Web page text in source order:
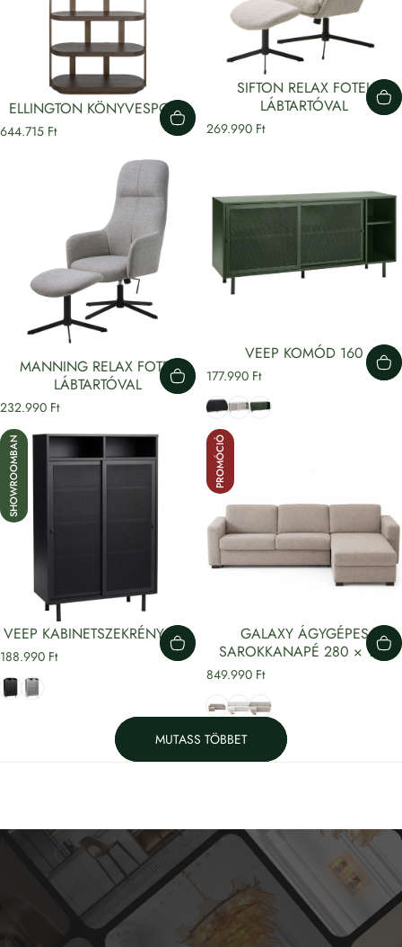
ELLINGTON KÖNYVESPOLC
644.715 Ft
SIFTON RELAX FOTEL
LÁBTARTÓVAL
269.990 Ft
MANNING RELAX FOTEL
LÁBTARTÓVAL
232.990 Ft
VEEP KOMÓD 160
177.990 Ft
FeketeSzürke
Zöld
SHOWROOMBAN
VEEP KABINETSZEKRÉNY 140
188.990 Ft
FeketeSzürke
PROMÓCIÓ
GALAXY ÁGYGÉPES
SAROKKANAPÉ 280 × 195
849.990 Ft
Bézs (Rhapsody 5)
Ezüstszürke (Rhapsody 22)
Taupe (Rhapsody 8)
MUTASS TÖBBET